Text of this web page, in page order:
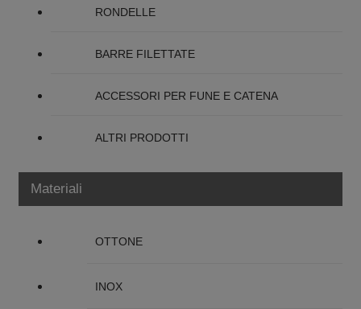
RONDELLE
BARRE FILETTATE
ACCESSORI PER FUNE E CATENA
ALTRI PRODOTTI
Materiali
OTTONE
INOX